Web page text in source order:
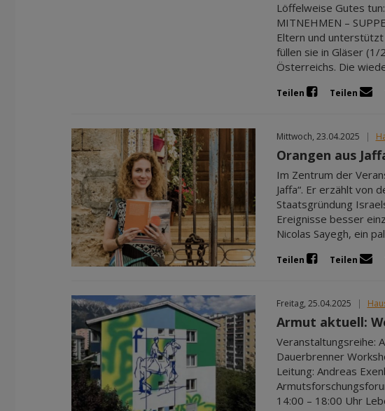
Löffelweise Gutes
MITNEHMEN –
Eltern und
füllen sie in Gläser (1/
Österreichs. Die
Teilen Teilen
Mittwoch, 23.04.2025 |
Orangen aus
Im Zentrum der
Jaffa“. Er erzählt von
Staatsgründung
Ereignisse besser
Nicolas Sayegh, ein
Teilen Teilen
Freitag, 25.04.2025 |
Armut aktuell:
Veranstaltungsreihe:
Dauerbrenner
Leitung: Andreas
14:00 – 18:00 Uhr